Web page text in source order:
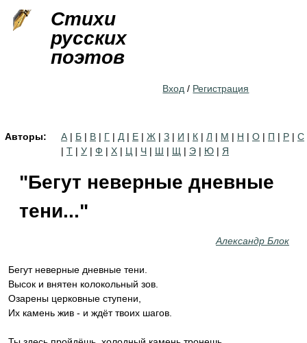
Стихи
русских
поэтов
Вход / Регистрация
Авторы: А | Б | В | Г | Д | Е | Ж | З | И | К | Л | М | Н | О | П | Р | С
| Т | У | Ф | Х | Ц | Ч | Ш | Щ | Э | Ю | Я
"Бегут неверные дневные
тени..."
Александр Блок
Бегут неверные дневные тени.
Высок и внятен колокольный зов.
Озарены церковные ступени,
Их камень жив - и ждёт твоих шагов.